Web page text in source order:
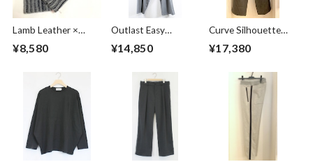
Lamb Leather ×
Combination
¥8,580
Outlast Easy
¥14,850
Curve Silhouette
Stripe
¥17,380